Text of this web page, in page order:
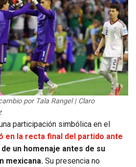
por Tala Rangel | Claro
participación simbólica en el
en la recta final del partido ante
un homenaje antes de su
mexicana. Su presencia no